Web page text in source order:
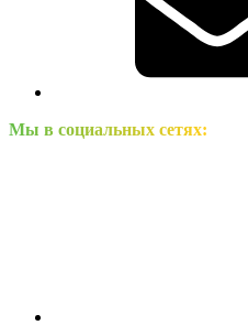
Мы в социальных сетях: